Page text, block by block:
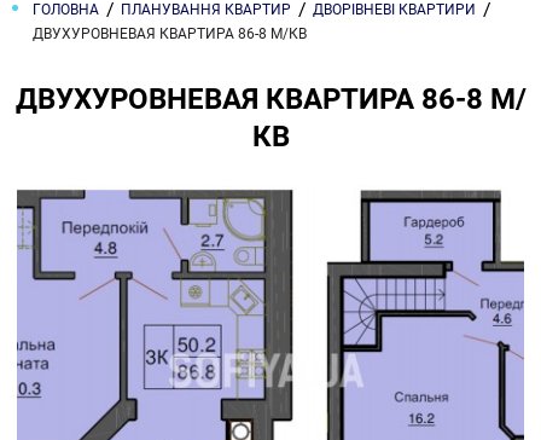
ГОЛОВНА ПЛАНУВАННЯ КВАРТИР
ДВОРІВНЕВІ КВАРТИРИ
ДВУХУРОВНЕВАЯ КВАРТИРА 86-8 М/КВ
ДВУХУРОВНЕВАЯ КВАРТИРА 86-8 М/
КВ